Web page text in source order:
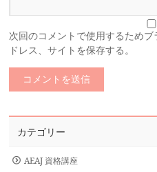
次回のコメントで使用するため
ドレス、サイトを保存する。
カテゴリー
AEAJ 資格講座